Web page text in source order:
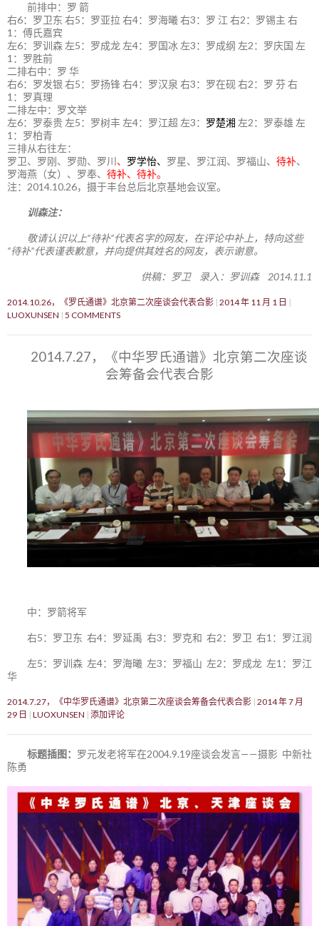
前排中：罗 箭
右6：罗卫东 右5：罗亚拉 右4：罗海曦 右3：罗 江 右2：罗锡主 右
1：傅氏嘉宾
左6：罗训森 左5：罗成龙 左4：罗国冰 左3：罗成纲 左2：罗庆国 左
1：罗胜前
二排右中：罗 华
右6：罗发银 右5：罗扬锋 右4：罗汉泉 右3：罗在砚 右2：罗 芬 右
1：罗真理
二排左中：罗文举
左6：罗泰贵 左5：罗树丰 左4：罗江超 左3： 罗楚湘 左2：罗泰雄 左
1：罗柏青
三排从右往左：
罗卫、罗刚、罗勋、罗川 、 罗学怡、 罗星、罗江润、罗福山、 待补、
罗海燕（女）、罗奉、 待补、待补。
注：2014.10.26，摄于丰台总后北京基地会议室。
训森注：
敬请认识以上“待补”代表名字的网友，在评论中补上，特向这些
“待补”代表谨表歉意，并向提供其姓名的网友，表示谢意。
供稿：罗卫 录入：罗训森 2014.11.1
2014.10.26，《罗氏通谱》北京第二次座谈会代表合影 2014 年 11 月 1 日
LUOXUNSEN 5 COMMENTS
2014.7.27，《中华罗氏通谱》北京第二次座谈
会筹备会代表合影
中：罗箭将军
右5：罗卫东 右4：罗延禹 右3：罗克和 右2：罗卫 右1：罗江润
左5：罗训森 左4：罗海曦 左3：罗福山 左2：罗成龙 左1：罗江
华
2014.7.27，《中华罗氏通谱》北京第二次座谈会筹备会代表合影 2014 年 7 月
29 日
LUOXUNSEN 添加评论
标题插图： 罗元发老将军在2004.9.19座谈会发言——摄影 中新社
陈勇